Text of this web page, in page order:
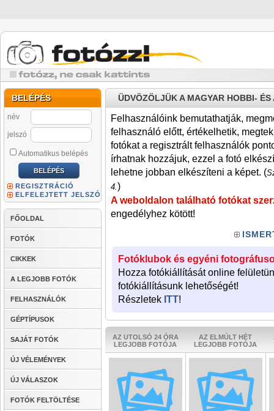
BELÉPÉS
név
jelszó
Automatikus belépés
REGISZTRÁCIÓ
ELFELEJTETT JELSZÓ
FŐOLDAL
FOTÓK
CIKKEK
A LEGJOBB FOTÓK
FELHASZNÁLÓK
GÉPTÍPUSOK
SAJÁT FOTÓK
ÚJ VÉLEMÉNYEK
ÚJ VÁLASZOK
FOTÓK FELTÖLTÉSE
ÜDVÖZÖLJÜK A MAGYAR HOBBI-
Felhasználóink bemutathatják,
felhasználó előtt, értékelhetik,
fotókat a regisztrált felhasználók
írhatnak hozzájuk, ezzel a fotó
lehetne jobban elkészíteni a képet. (
4.)
A weboldalon található fotókat
engedélyhez kötött!
Fotóklubok és egyéni
Hozza fotókiállítását online
fotókiállításunk lehetőségét!
Részletek ITT!
AZ UTOLSÓ 24 ÓRA
LEGJOBB FOTÓJA
AZ ELMÚLT HÉT
LEGJOBB FOTÓJA